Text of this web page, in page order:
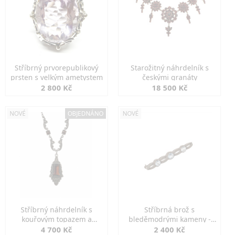
Stříbrný prvorepublikový
prsten s velkým ametystem
2 800 Kč
Starožitný náhrdelník s
českými granáty
18 500 Kč
NOVÉ OBJEDNÁNO
Stříbrný náhrdelník s
kouřovým topazem a
markazity
4 700 Kč
NOVÉ
Stříbrná brož s
bleděmodrými kameny -
jemná elegance
2 400 Kč